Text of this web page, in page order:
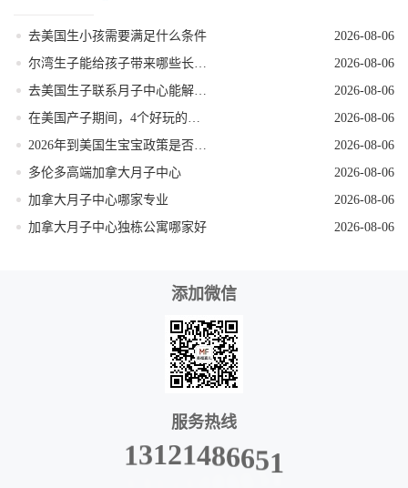
去美国生小孩需要满足什么条件
2026-08-06
尔湾生子能给孩子带来哪些长期红利
2026-08-06
去美国生子联系月子中心能解锁哪些省心服务
2026-08-06
在美国产子期间，4个好玩的低强度打卡地
2026-08-06
2026年到美国生宝宝政策是否发生变动
2026-08-06
多伦多高端加拿大月子中心
2026-08-06
加拿大月子中心哪家专业
2026-08-06
加拿大月子中心独栋公寓哪家好
2026-08-06
添加微信
服务热线
13121486651